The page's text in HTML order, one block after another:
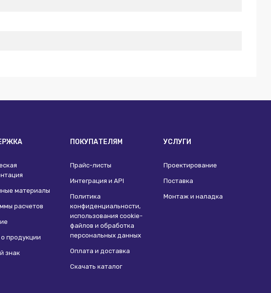
материалы
расчетов
продукции
знак
ПОКУПАТЕЛЯМ
Прайс-листы
Интеграция и API
Политика
конфиденциальности,
использования сookie-
файлов и обработка
персональных данных
Оплата и доставка
Скачать каталог
УСЛУГИ
Проектирование
Поставка
Монтаж и наладка